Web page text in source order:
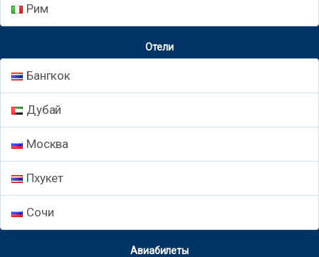
Рим
Отели
Бангкок
Дубай
Москва
Пхукет
Сочи
Авиабилеты